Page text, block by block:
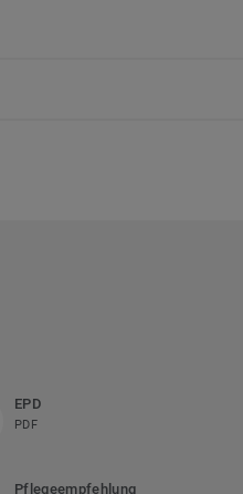
EPD
PDF
Pflegeempfehlung